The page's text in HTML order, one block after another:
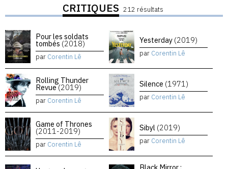
CRITIQUES 212 résultats
Pour les soldats
tombés (2018)
par Corentin Lê
Yesterday (2019)
par Corentin Lê
Rolling Thunder
Revue(2019)
par Corentin Lê
Silence (1971)
par Corentin Lê
Game of Thrones
(2011-2019)
par Corentin Lê
Sibyl (2019)
par Corentin Lê